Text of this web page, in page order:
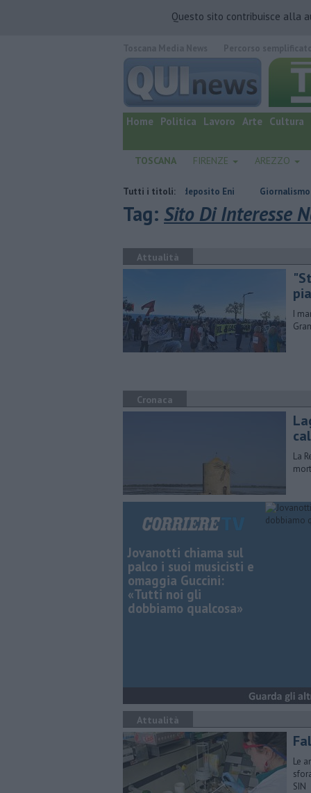
Questo sito contribuisce alla
quotidiano online.
Home Politica Lavoro Arte Cultura
TOSCANA FIRENZE AREZZO
Tutti i titoli:
energie rinnovabili nell'ex deposito Eni Giornalismo in lutto per
Tag: Sito Di Interesse
Attualità
I
Cronaca
La
Jovanotti chiama sul
palco i suoi musicisti e
omaggia Guccini:
«Tutti noi gli
dobbiamo qualcosa»
Attualità
Le
SIN